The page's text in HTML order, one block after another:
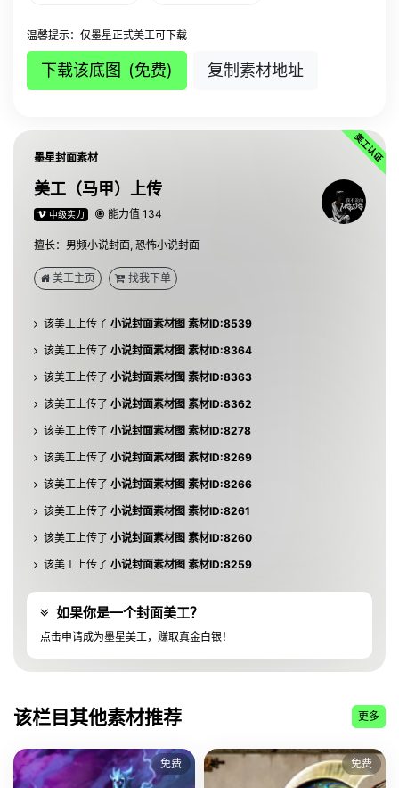
温馨提示：仅墨星正式美工可下载
下载该底图 (免费) 复制素材地址
墨星封面素材
美工（马甲）上传
中级实力 能力值 134
擅长：男频小说封面, 恐怖小说封面
美工主页 找我下单
该美工上传了 小说封面素材图 素材ID:10793
该美工上传了小说封面素材图 素材ID:8554
该美工上传了
小说封面素材图 素材ID:8543
该美工上传了 小说封面素材图 素材ID:8539
该美工上传了 小说封面素材图 素材ID:8364
该美工上传了 小说封面素材图 素材ID:8363
该美工上传了 小说封面素材图 素材ID:8362
该美工上传了 小说封面素材图 素材ID:8278
该美工上传了 小说封面素材图 素材ID:8269
该美工上传了 小说封面素材图 素材ID:8266
该美工上传了 小说封面素材图 素材ID:8261
该美工上传了 小说封面素材图 素材ID:8260
该美工上传了 小说封面素材图 素材ID:8259
该美工上传了小说封面素材图 素材ID:8156
该美工上传了小说封面素材图 素材ID:7857
该美工上传了小说封面素材图 素材ID:7772
该美工上传了小说封面素材图 素材ID:7768
该美工上传了小说封面素材图 素材ID:7577
该美工上传了小说封面素材图 素材ID:5414
该美工上传了小说封面素材图 素材ID:5084
如果你是一个封面美工？
点击申请成为墨星美工，赚取真金白银！
该栏目其他素材推荐 更多
免费 免费